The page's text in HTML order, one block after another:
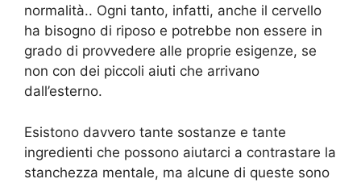
normalità.. Ogni tanto, infatti, anche il cervello
ha bisogno di riposo e potrebbe non essere in
grado di provvedere alle proprie esigenze, se
non con dei piccoli aiuti che arrivano
dall’esterno.
Esistono davvero tante sostanze e tante
ingredienti che possono aiutarci a contrastare la
stanchezza mentale, ma alcune di queste sono